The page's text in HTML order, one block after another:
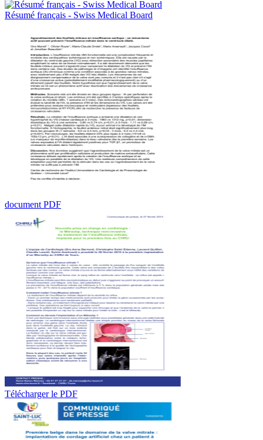
Résumé français - Swiss Medical Board
document PDF
Télécharger le PDF